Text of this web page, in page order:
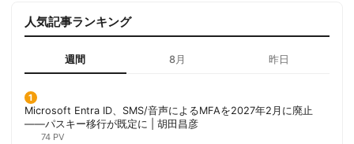
人気記事ランキング
週間 8月 昨日
Microsoft Entra ID、SMS/音声によるMFAを2027年2月に廃止
——パスキー移行が既定に | 胡田昌彦
74 PV